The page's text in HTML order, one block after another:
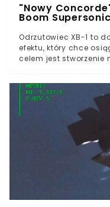
"Nowy
Boom
Odrzutowiec XB-1 to
efektu, który chce
celem jest stworzenie
w zasięgu
bajka?